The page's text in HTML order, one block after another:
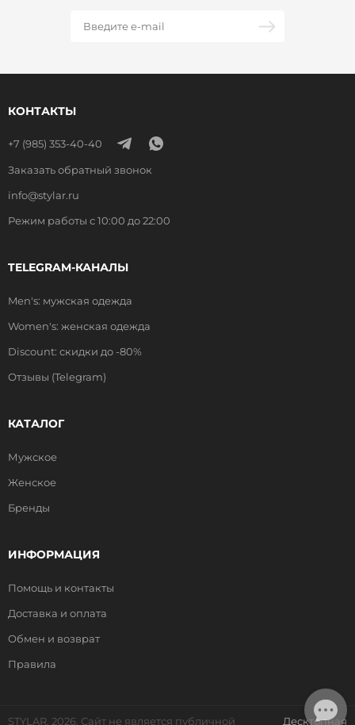
КОНТАКТЫ
+7 (985) 353-40-40
Заказать обратный звонок
info@stylar.ru
Режим работы с 10:00 до 22:00
TELEGRAM-КАНАЛЫ
Men's: мужская одежда
Women's: женская одежда
Discount: скидки до -80%
Отзывы (Telegram)
КАТАЛОГ
Мужское
Женское
Бренды
ИНФОРМАЦИЯ
Помощь и контакты
Доставка и оплата
Обмен и возврат
Правила
STYLAR, 2026. Сайт не является публичной Десктопная